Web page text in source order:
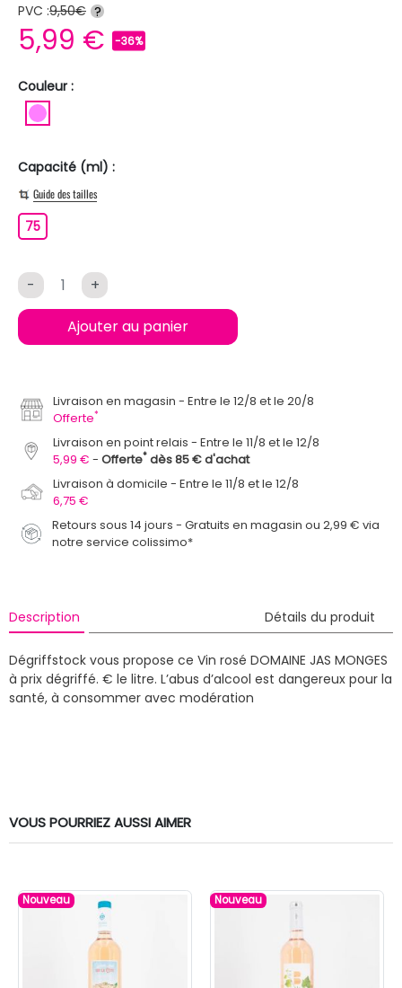
PVC :9,50€ ?
5,99 € -36%
Couleur :
Capacité (ml) :
Guide des tailles
7575
- +
Ajouter au panier
Livraison en magasin
Entre le 12/8 et le 20/8
Offerte*
Livraison en point relais
Entre le 11/8 et le 12/8
5,99 €
Offerte* dès 85 € d'achat
Livraison à domicile
Entre le 11/8 et le 12/8
6,75 €
Retours sous 14 jours - Gratuits en magasin ou 2,99 € via
notre service colissimo*
Description Détails du produit
Dégriffstock vous propose ce Vin rosé DOMAINE JAS MONGES
à prix dégriffé. € le litre. L’abus d’alcool est dangereux pour la
santé, à consommer avec modération
VOUS POURRIEZ AUSSI AIMER
Nouveau Nouveau